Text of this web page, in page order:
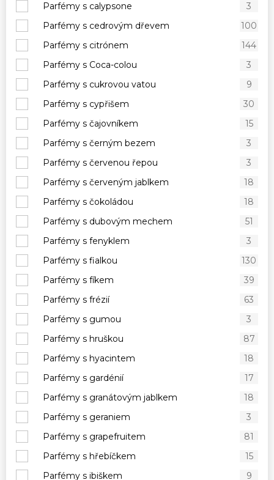
Parfémy s calypsone
3
Parfémy s cedrovým dřevem
100
Parfémy s citrónem
144
Parfémy s Coca-colou
3
Parfémy s cukrovou vatou
9
Parfémy s cypřišem
30
Parfémy s čajovníkem
15
Parfémy s černým bezem
3
Parfémy s červenou řepou
3
Parfémy s červeným jablkem
18
Parfémy s čokoládou
18
Parfémy s dubovým mechem
51
Parfémy s fenyklem
3
Parfémy s fialkou
130
Parfémy s fíkem
39
Parfémy s frézií
63
Parfémy s gumou
3
Parfémy s hruškou
87
Parfémy s hyacintem
18
Parfémy s gardénií
17
Parfémy s granátovým jablkem
18
Parfémy s geraniem
3
Parfémy s grapefruitem
81
Parfémy s hřebíčkem
15
Parfémy s ibiškem
9